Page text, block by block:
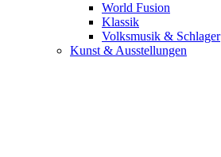
World Fusion
Klassik
Volksmusik & Schlager
Kunst & Ausstellungen